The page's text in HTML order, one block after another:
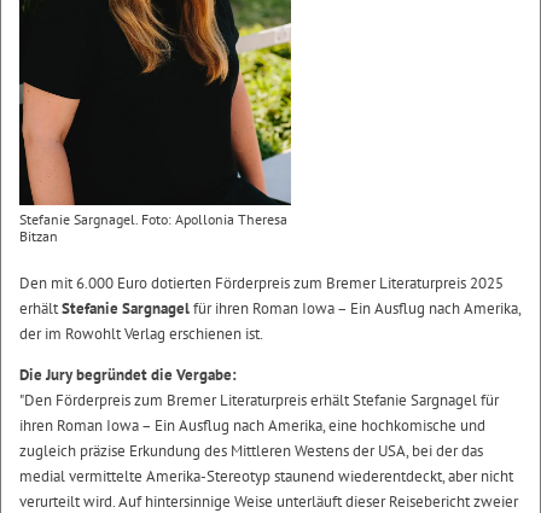
Stefanie Sargnagel. Foto: Apollonia Theresa
Bitzan
Den mit 6.000 Euro dotierten Förderpreis zum Bremer Literaturpreis 2025
erhältStefanie Sargnagelfür ihren Roman Iowa – Ein Ausflug nach Amerika,
der im Rowohlt Verlag erschienen ist.
Die Jury begründet die Vergabe:
"Den Förderpreis zum Bremer Literaturpreis erhält Stefanie Sargnagel für
ihren Roman Iowa – Ein Ausflug nach Amerika, eine hochkomische und
zugleich präzise Erkundung des Mittleren Westens der USA, bei der das
medial vermittelte Amerika-Stereotyp staunend wiederentdeckt, aber nicht
verurteilt wird. Auf hintersinnige Weise unterläuft dieser Reisebericht zweier